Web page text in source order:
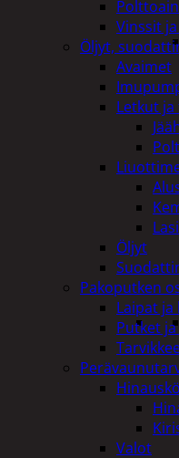
Vinssit
Öljyt,
Avaimet
Letkut
Öljyt
Pakoputken
Laipat
Putket
Valot